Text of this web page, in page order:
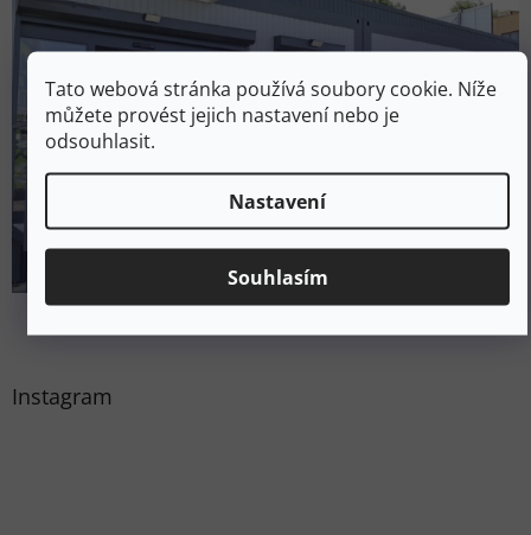
Tato webová stránka používá soubory cookie. Níže
můžete provést jejich nastavení nebo je
odsouhlasit.
Nastavení
Souhlasím
Instagram